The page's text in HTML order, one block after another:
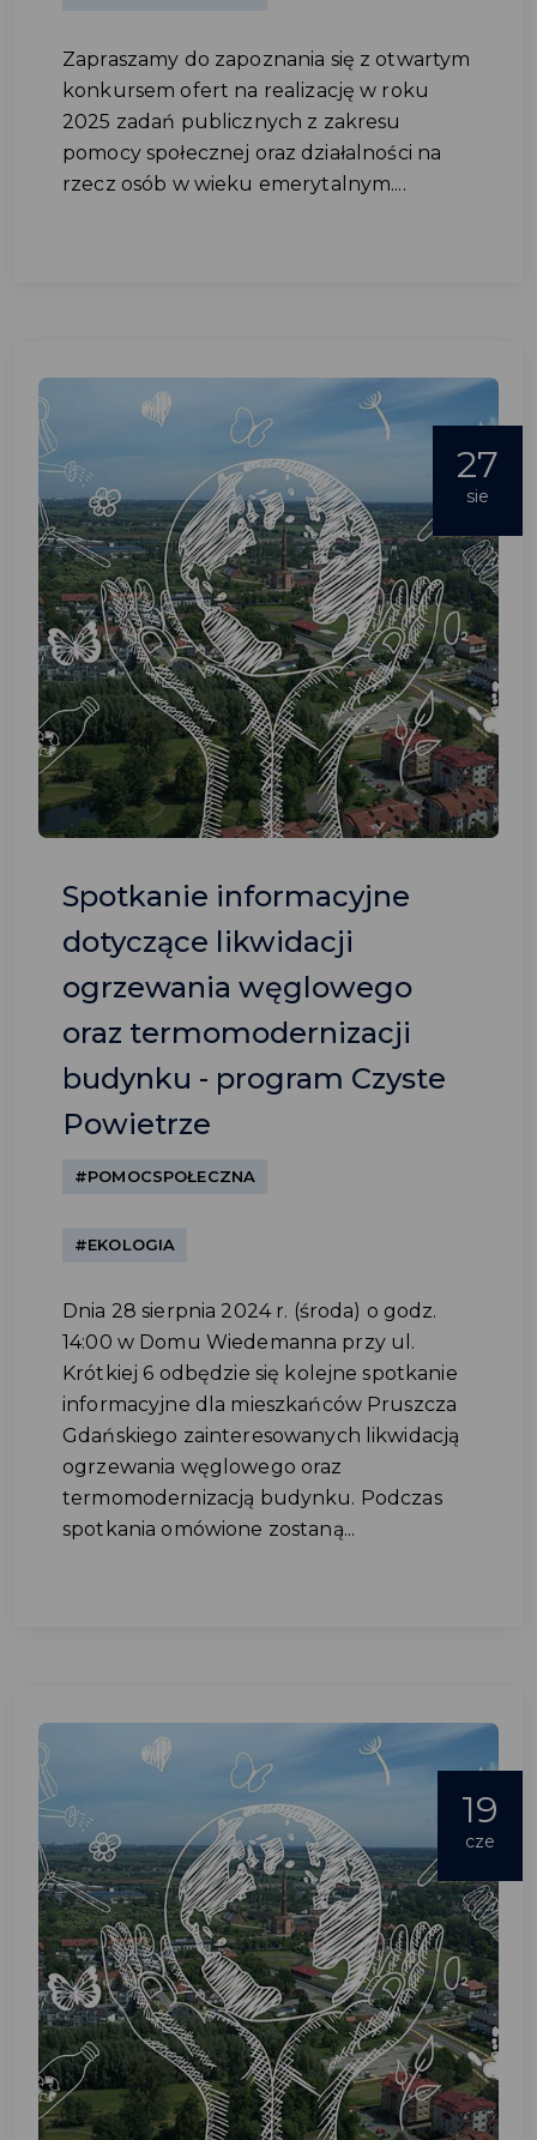
Zapraszamy do zapoznania się z otwartym
konkursem ofert na realizację w roku
2025 zadań publicznych z zakresu
pomocy społecznej oraz działalności na
rzecz osób w wieku emerytalnym....
27
sie
Spotkanie informacyjne
dotyczące likwidacji
ogrzewania węglowego
oraz termomodernizacji
budynku - program Czyste
Powietrze
#POMOCSPOŁECZNA
#EKOLOGIA
Dnia 28 sierpnia 2024 r. (środa) o godz.
14:00 w Domu Wiedemanna przy ul.
Krótkiej 6 odbędzie się kolejne spotkanie
informacyjne dla mieszkańców Pruszcza
Gdańskiego zainteresowanych likwidacją
ogrzewania węglowego oraz
termomodernizacją budynku. Podczas
spotkania omówione zostaną...
19
cze